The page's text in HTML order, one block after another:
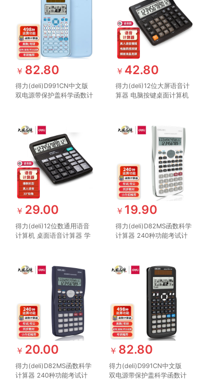
￥ 82.80
得力(deli)D991CN中文版
双电源带保护盖科学函数计
用 黑色
￥ 42.80
得力(deli)12位大屏语音计
算器 电脑按键桌面计算机
￥ 29.00
得力(deli)12位数通用语音
计算机 桌面语音计算器 学
￥ 19.90
得力(deli)D82MS函数科学
计算器 240种功能考试计
￥ 20.00
得力(deli)D82MS函数科学
计算器 240种功能考试计
￥ 82.80
得力(deli)D991CN中文版
双电源带保护盖科学函数计